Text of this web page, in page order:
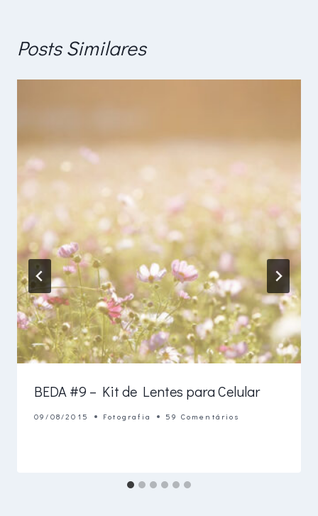
Posts Similares
BEDA #9 – Kit de Lentes para Celular
09/08/2015 Fotografia 59 Comentários